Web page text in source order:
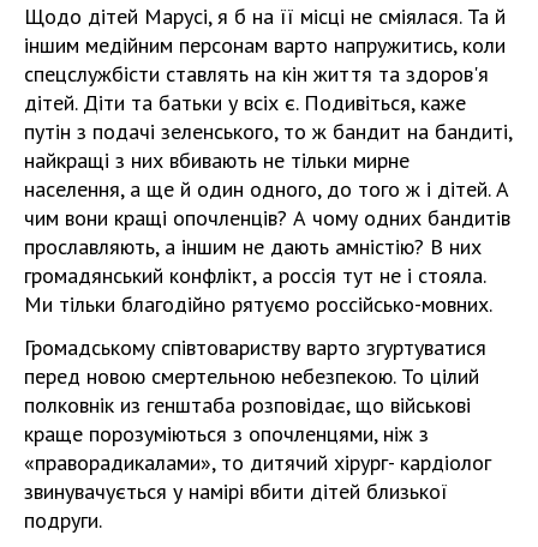
Щодо дітей Марусі, я б на її місці не сміялася. Та й
іншим медійним персонам варто напружитись, коли
спецслужбісти ставлять на кін життя та здоров'я
дітей. Діти та батьки у всіх є. Подивіться, каже
путін з подачі зеленського, то ж бандит на бандиті,
найкращі з них вбивають не тільки мирне
населення, а ще й один одного, до того ж і дітей. А
чим вони кращі опочленців? А чому одних бандитів
прославляють, а іншим не дають амністію? В них
громадянський конфлікт, а россія тут не і стояла.
Ми тільки благодійно рятуємо россійсько-мовних.
Громадському співтовариству варто згуртуватися
перед новою смертельною небезпекою. То цілий
полковнік из генштаба розповідає, що військові
краще порозуміються з опочленцями, ніж з
«праворадикалами», то дитячий хірург- кардіолог
звинувачується у намірі вбити дітей близької
подруги.